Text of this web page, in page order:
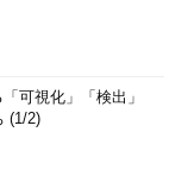
可視化」「検出」
(1/2)